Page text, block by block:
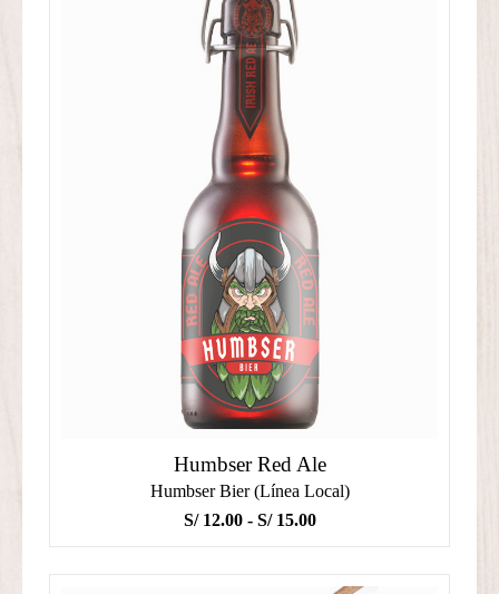
Humbser Red Ale
Humbser Bier (Línea Local)
S/12.00 - S/15.00Rango